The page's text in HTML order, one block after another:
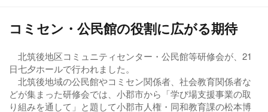
コミセン・公民館の役割に広がる期待
北筑後地区コミュニティセンター・公民館等研修会が、21
日七夕ホールで行われました。
北筑後地域の公民館やコミセン関係者、社会教育関係者な
どが集まった研修会では、小郡市から「学び場支援事業の取
り組みを通して」と題して小郡市人権・同和教育課の松本博